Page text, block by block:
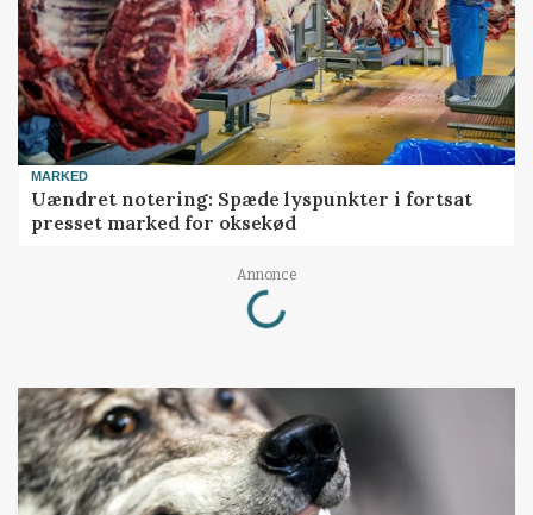
MARKED
Uændret notering: Spæde lyspunkter i fortsat
presset marked for oksekød
Annonce
Loading...